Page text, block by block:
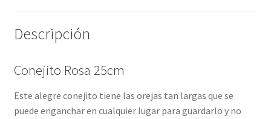
Descripción
Conejito Rosa 25cm
Este alegre conejito tiene las orejas tan largas que se
puede enganchar en cualquier lugar para guardarlo y no